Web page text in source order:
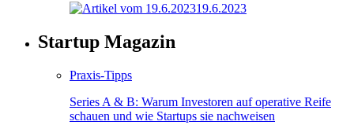
19.6.2023
Startup Magazin
Praxis-Tipps
Series A & B: Warum Investoren auf operative Reife
schauen und wie Startups sie nachweisen